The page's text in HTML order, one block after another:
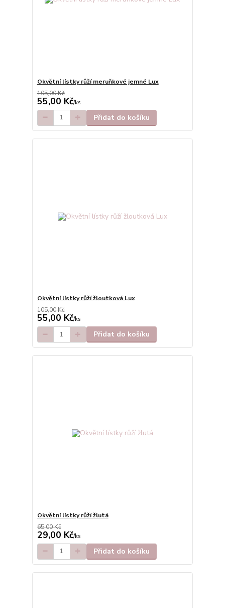
Okvětní lístky růží meruňkové jemné Lux
105,00 Kč
55,00 Kč/ks
Přidat do košíku
Okvětní lístky růží žloutková Lux
105,00 Kč
55,00 Kč/ks
Přidat do košíku
Okvětní lístky růží žlutá
65,00 Kč
29,00 Kč/ks
Přidat do košíku